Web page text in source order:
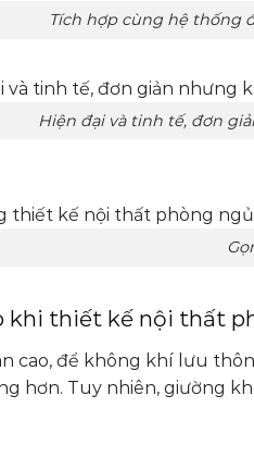
thống đèn giúp
giản nhưng
dễ chịu
khi thiết kế nội thất
cao, để không khí lưu
hơn. Tuy nhiên, giường